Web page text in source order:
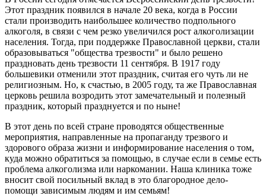
Этот праздник появился в начале 20 века, когда в России
стали производить наибольшее количество подпольного
алкоголя, в связи с чем резко увеличился рост алкоголизации
населения. Тогда, при поддержке Православной церкви, стали
образовываться "общества трезвости" и было решено
праздновать день трезвости 11 сентября. В 1917 году
большевики отменили этот праздник, считая его чуть ли не
религиозным. Но, к счастью, в 2005 году, та же Православная
церковь решила возродить этот замечательный и полезный
праздник, который празднуется и по ныне!
В этот день по всей стране проводятся общественные
мероприятия, направленные на пропаганду трезвого и
здорового образа жизни и информирование населения о том,
куда можно обратиться за помощью, в случае если в семье есть
проблема алкоголизма или наркомании. Наша клиника тоже
вносит свой посильный вклад в это благородное дело-
помощи зависимым людям и им семьям!